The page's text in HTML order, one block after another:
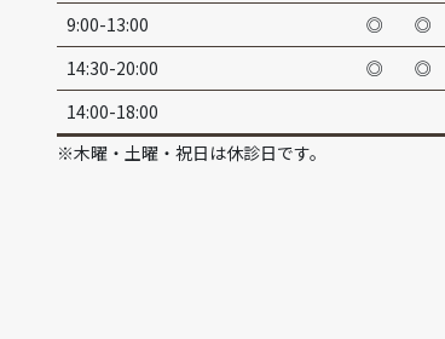
9:00-13:00
◎ ◎
14:30-20:00
◎ ◎
14:00-18:00
※木曜・土曜・祝日は休診日です。